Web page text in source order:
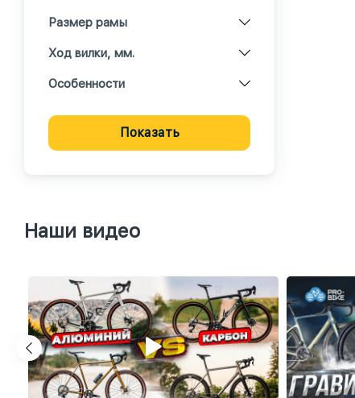
Размер рамы
Ход вилки, мм.
Особенности
Показать
Наши видео